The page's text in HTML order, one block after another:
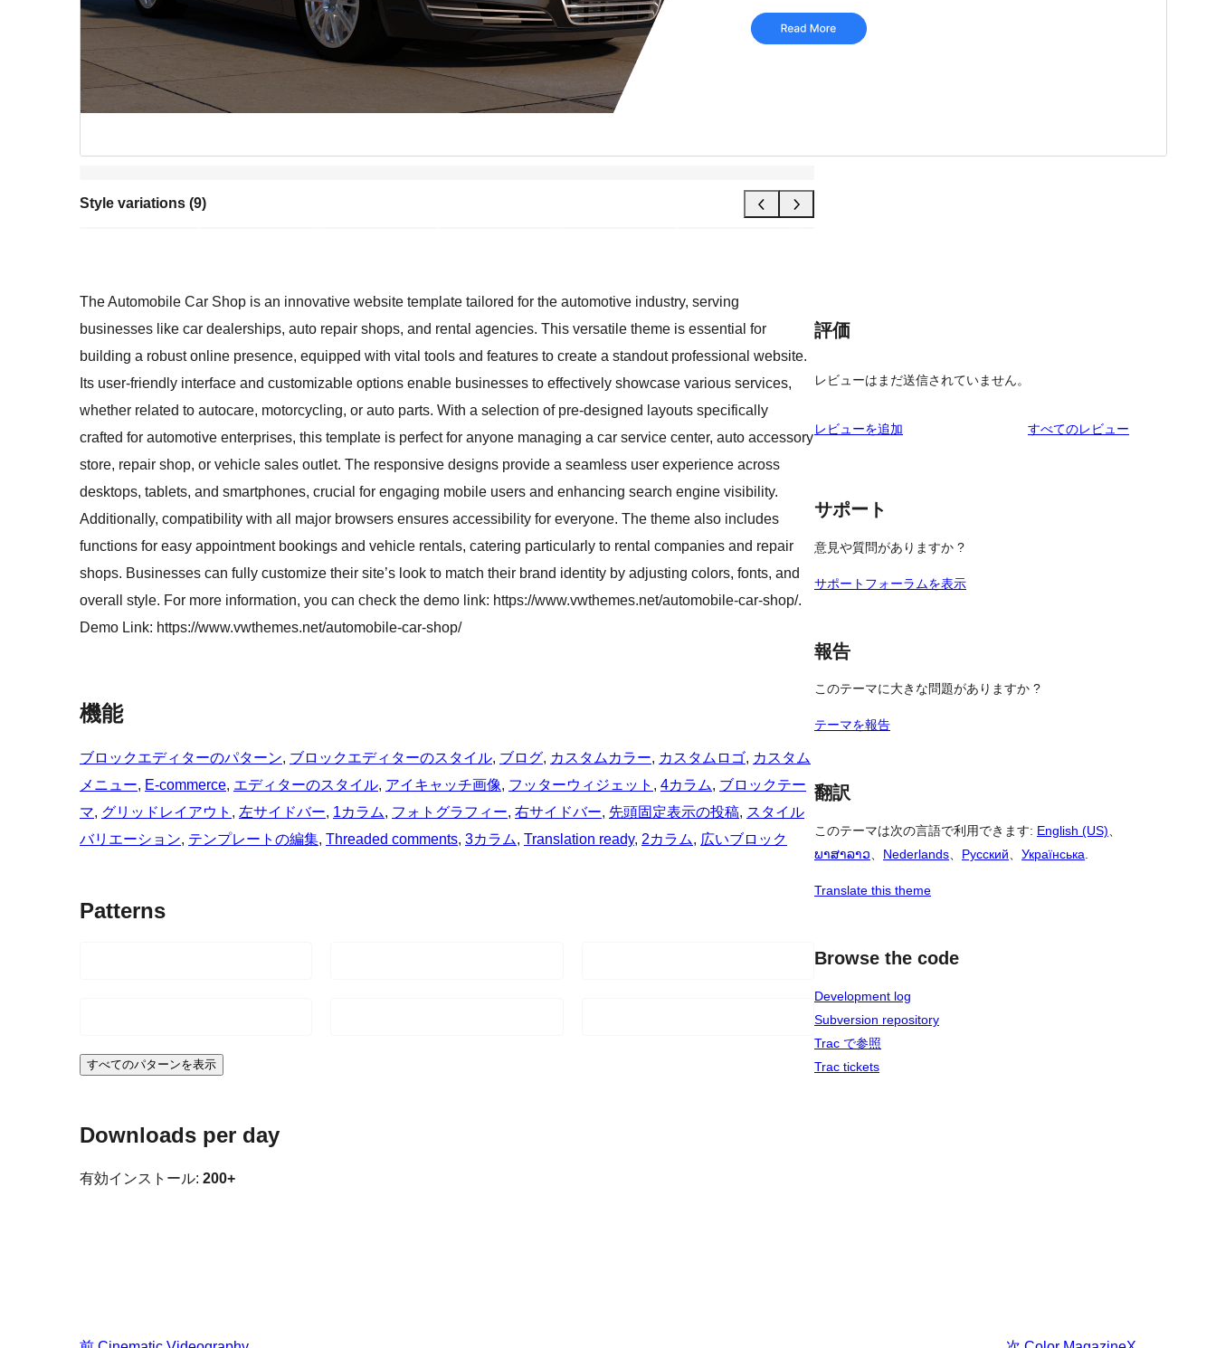
Style variations (9)
The Automobile Car Shop is an innovative website template tailored for the automotive industry, serving
businesses like car dealerships, auto repair shops, and rental agencies. This versatile theme is essential for
building a robust online presence, equipped with vital tools and features to create a standout professional website.
Its user-friendly interface and customizable options enable businesses to effectively showcase various services,
whether related to autocare, motorcycling, or auto parts. With a selection of pre-designed layouts specifically
crafted for automotive enterprises, this template is perfect for anyone managing a car service center, auto accessory
store, repair shop, or vehicle sales outlet. The responsive designs provide a seamless user experience across
desktops, tablets, and smartphones, crucial for engaging mobile users and enhancing search engine visibility.
Additionally, compatibility with all major browsers ensures accessibility for everyone. The theme also includes
functions for easy appointment bookings and vehicle rentals, catering particularly to rental companies and repair
shops. Businesses can fully customize their site’s look to match their brand identity by adjusting colors, fonts, and
overall style. For more information, you can check the demo link: https://www.vwthemes.net/automobile-car-shop/.
Demo Link: https://www.vwthemes.net/automobile-car-shop/
機能
ブロックエディターのパターン, ブロックエディターのスタイル, ブログ, カスタムカラー, カスタムロゴ, カスタム
メニュー, E-commerce, エディターのスタイル, アイキャッチ画像, フッターウィジェット , 4カラム, ブロックテー
マ, グリッドレイアウト , 左サイドバー, 1カラム, フォトグラフィー, 右サイドバー, 先頭固定表示の投稿, スタイル
バリエーション, テンプレートの編集, Threaded comments, 3カラム, Translation ready, 2カラム, 広いブロック
Patterns
すべてのパターンを表示
Downloads per day
有効インストール: 200+
評価
レビューはまだ送信されていません。
レビューを追加 すべてのレビュー
サポート
意見や質問がありますか ?
サポートフォーラムを表示
報告
このテーマに大きな問題がありますか ?
テーマを報告
翻訳
このテーマは次の言語で利用できます: English (US)
ພາສາລາວ
Nederlands Русский Українська
Translate this theme
Browse the code
Development log
Subversion repository
Trac で参照
Trac tickets